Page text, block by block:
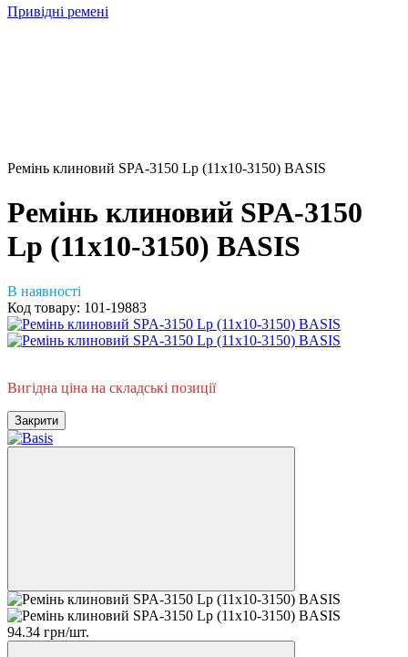
Привідні ремені
Ремінь клиновий SPA-3150 Lp (11х10-3150) BASIS
Ремінь клиновий SPA-3150
Lp (11х10-3150) BASIS
В наявності
Код товару: 101-19883
Вигідна ціна на складські позиції
Закрити
94.34 грн/шт.